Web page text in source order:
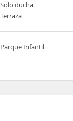
Solo ducha
Terraza
Parque Infantil